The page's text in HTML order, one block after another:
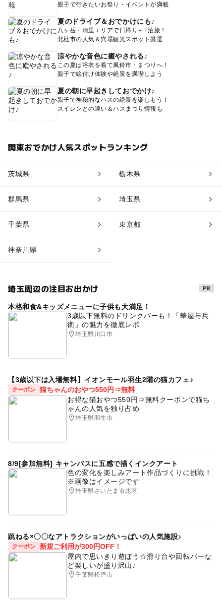
親子で行きたいお祭り・イベントが満載
夏のドライブ＆おでかけにも♪
八ヶ岳・清里エリアで日帰り～1泊旅！
北杜市の人気＆穴場観光スポット厳選
涼やかな音色に癒やされる♪
この夏は浴衣を着て風鈴市・まつりへ！
親子で絵付け体験や絶景を満喫しよう
夏の朝に早起きしておでかけ♪
親子で神秘的なハスの絶景を楽しもう！
スイレンとの違い＆ハスまつり情報も
関東おでかけ人気スポットランキング
茨城県 栃木県
群馬県 埼玉県
千葉県 東京都
神奈川県
埼玉周辺の注目お出かけ
本格和食&キッズメニューに子供も大満足！
3歳以下無料のドリンクバーも！「華屋与兵
衛」の魅力を徹底レポ
埼玉県川口市
【3歳以下は入場無料】イオンモール羽生2階の猫カフェ♪
クーポン 猫ちゃんのおやつ550円⇒無料
お得な猫おやつ550円⇒無料クーポンで猫ち
ゃんの人気を独り占め
埼玉県羽生市
8/9[参加無料] キャンバスに五感で描くインクアート
色の変化を楽しみアート作品づくりに挑戦！
※画像はイメージです
埼玉県さいたま市北区
跳ねる×〇〇なアトラクションがいっぱいの人気施設♪
クーポン
新規ご利用が300円OFF！
屋内で思いきり遊ぼう☆滑り台や回転バーな
ど楽しいが盛り沢山♪
千葉県松戸市